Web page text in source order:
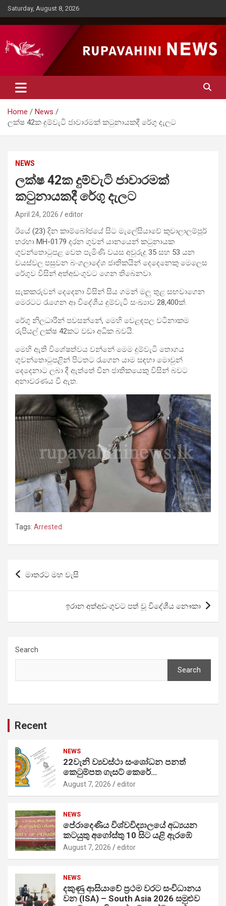
Skip
to
content
Saturday, August 8, 2026
Rupavahini News
Home
News
ලක්ෂ 42ක දුම්වැටි ජාවාරමක් කටුනායකදී රේගු දැලට
NEWS
ලක්ෂ 42ක දුම්වැටි ජාවාරමක්
කටුනායකදී රේගු දැලට
April 24, 2026 editor
ඊයේ (23) දින කාම්බෝජයේ සිට මැලේසියාවේ කුවාලාලම්පූර්
හරහා MH-0179 දරන ගුවන් යානයෙන් කටුනායක
ගුවන්තොටුපළ වෙත පැමිණි වයස අවුරුදු 35 සහ 53 යන
වයස්වල පසුවන බංගලාදේශ ජාතිකයින් දෙදෙනෙකු මෙලෙස
රේගුව විසින් අත්අඩංගුවට ගෙන තිබෙනවා.
සැකකරුවන් දෙදෙනා විසින් සිය ගමන් මලු තුළ සඟවාගෙන
මෙරටට රැගෙන ආ විදේශීය දුම්වැටි සංඛ්‍යාව 28,400ක්.
රේගු නිලධාරීන් පවසන්නේ, මෙහි වෙළඳපල වටිනාකම
රුපියල් ලක්ෂ 42කට වඩා අධික බවයි.
මෙහි ඇති විශේෂත්වය වන්නේ මෙම දුම්වැටි තොගය
ගුවන්තොටුපළින් පිටතට රැගෙන යාම සඳහා මොවුන්
දෙදෙනාට ලබා දී ඇත්තේ චීන ජාතිකයෙකු විසින් බවට
අනාවරණය වී ඇත.
Tags: Arrested
Post
මාතරට මහ වැසි
ඉරාන අත්අඩංගුවට පත් වූ විදේශීය නෞකා
Search
Search
Recent
NEWS
22වැනි ව්‍යවස්ථා සංශෝධන පනත්
කෙටුම්පත ගැසට් කෙරේ…
August 7, 2026 editor
NEWS
පේරාදෙණිය විශ්වවිද්‍යාලයේ අධ්‍යයන
කටයුතු අගෝස්තු 10 සිට යළි ඇරඹේ
August 7, 2026 editor
NEWS
දකුණු ආසියාවේ ප්‍රථම වරට සංවිධානය
වන (ISA) – South Asia 2026 සමුළුව